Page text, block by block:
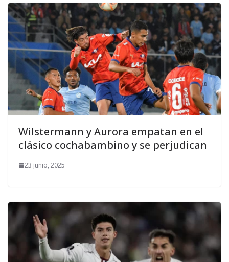
Wilstermann y Aurora empatan en el
clásico cochabambino y se perjudican
23 junio, 2025